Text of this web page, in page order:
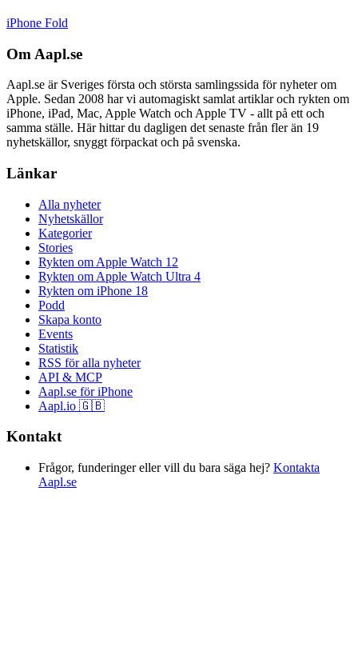
iPhone Fold
Om Aapl.se
Aapl.se är Sveriges första och största samlingssida för nyheter om
Apple. Sedan 2008 har vi automagiskt samlat artiklar och rykten om
iPhone, iPad, Mac, Apple Watch och Apple TV - allt på ett och
samma ställe. Här hittar du dagligen det senaste från fler än 19
nyhetskällor, snyggt förpackat och på svenska.
Länkar
Alla nyheter
Nyhetskällor
Kategorier
Stories
Rykten om Apple Watch 12
Rykten om Apple Watch Ultra 4
Rykten om iPhone 18
Podd
Skapa konto
Events
Statistik
RSS för alla nyheter
API & MCP
Aapl.se för iPhone
Aapl.io 🇬🇧
Kontakt
Frågor, funderinger eller vill du bara säga hej? Kontakta
Aapl.se